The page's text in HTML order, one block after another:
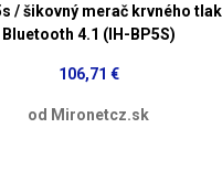
/ šikovný merač krvného
Bluetooth 4.1 (IH-BP5S)
106,71 €
od Mironetcz.sk